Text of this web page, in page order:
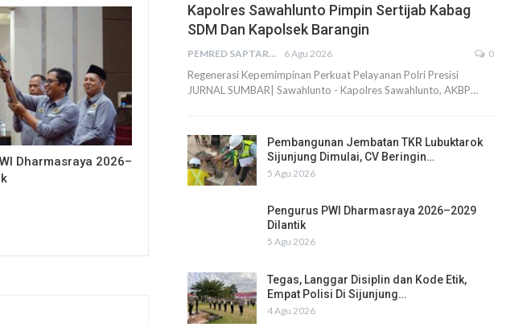
Dharmasraya 2026–
Kapolres Sawahlunto Pimpin Sertijab Kabag
SDM Dan Kapolsek Barangin
PEMRED SAPTARIUS 6 Agu 2026 0
Regenerasi Kepemimpinan Perkuat Pelayanan Polri Presisi
JURNAL SUMBAR| Sawahlunto - Kapolres Sawahlunto, AKBP…
Pembangunan Jembatan TKR Lubuktarok
Sijunjung Dimulai, CV Beringin…
5 Agu 2026
Pengurus PWI Dharmasraya 2026–2029
Dilantik
5 Agu 2026
Tegas, Langgar Disiplin dan Kode Etik,
Empat Polisi Di Sijunjung…
4 Agu 2026